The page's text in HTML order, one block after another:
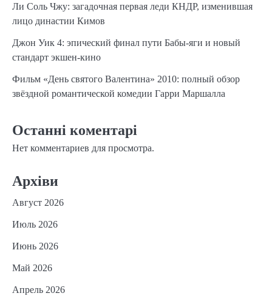
Ли Соль Чжу: загадочная первая леди КНДР, изменившая
лицо династии Кимов
Джон Уик 4: эпический финал пути Бабы-яги и новый
стандарт экшен-кино
Фильм «День святого Валентина» 2010: полный обзор
звёздной романтической комедии Гарри Маршалла
Останні коментарі
Нет комментариев для просмотра.
Архіви
Август 2026
Июль 2026
Июнь 2026
Май 2026
Апрель 2026